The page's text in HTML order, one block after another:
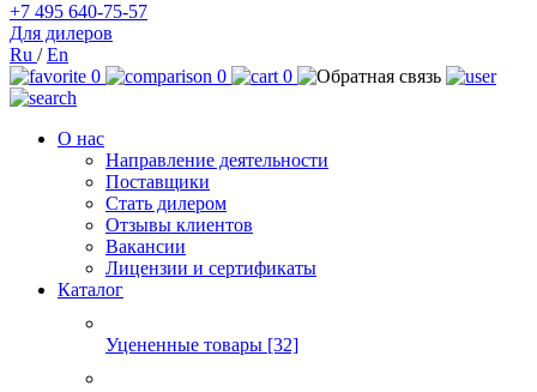
+7 495 640-75-57
Для дилеров
Ru /En
0
0 0
О нас
Направление деятельности
Поставщики
Стать дилером
Отзывы клиентов
Вакансии
Лицензии и сертификаты
Каталог
Уцененные товары [32]